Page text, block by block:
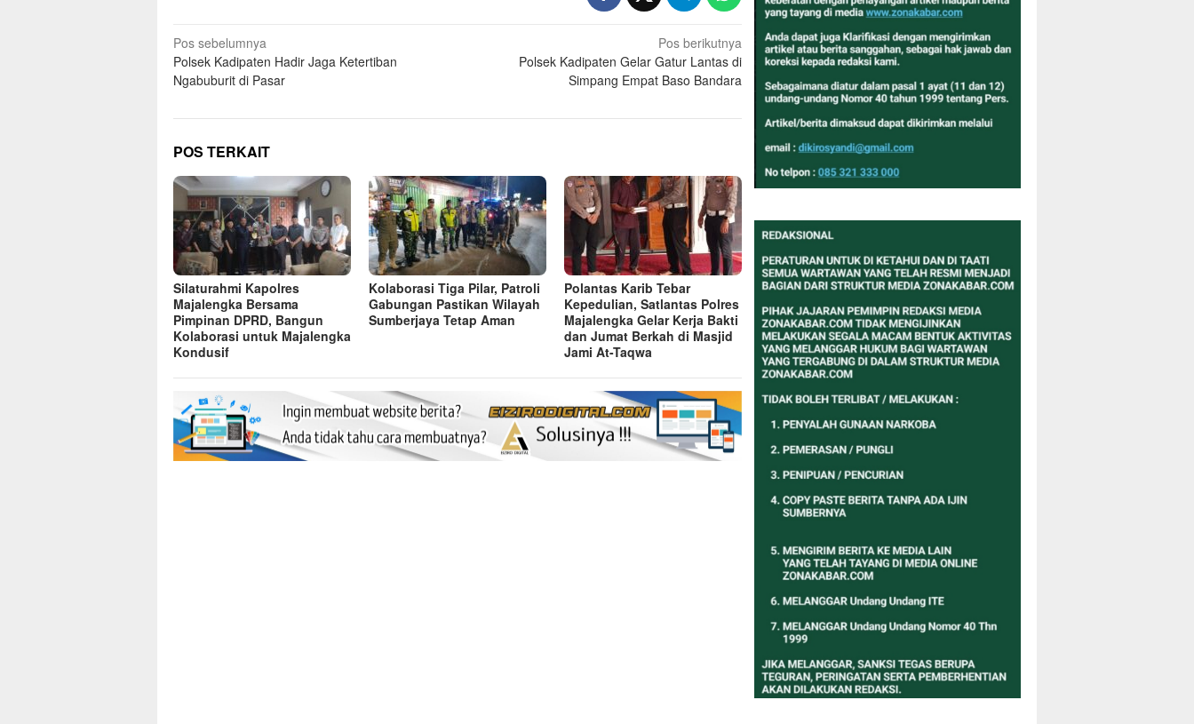
Navigasi
pos
Pos sebelumnya
Polsek Kadipaten Hadir Jaga Ketertiban
Ngabuburit di Pasar
Pos berikutnya
Polsek Kadipaten Gelar Gatur Lantas di
Simpang Empat Baso Bandara
POS TERKAIT
Silaturahmi Kapolres
Majalengka Bersama
Pimpinan DPRD, Bangun
Kolaborasi untuk Majalengka
Kondusif
Kolaborasi Tiga Pilar, Patroli
Gabungan Pastikan Wilayah
Sumberjaya Tetap Aman
Polantas Karib Tebar
Kepedulian, Satlantas Polres
Majalengka Gelar Kerja Bakti
dan Jumat Berkah di Masjid
Jami At-Taqwa